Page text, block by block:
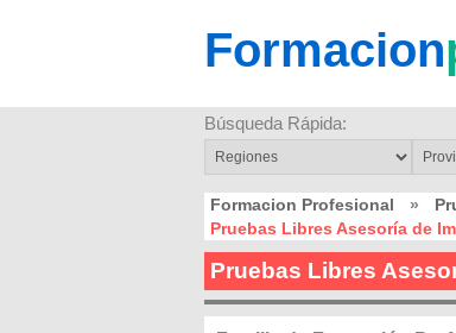
Formacion
Búsqueda Rápida:
Formacion Profesional »
Pruebas Libres Asesoría de
Pruebas Libres